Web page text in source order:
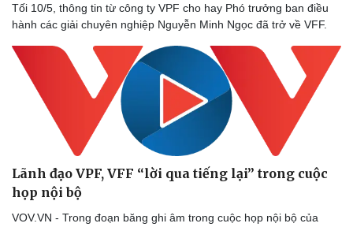
Tối 10/5, thông tin từ công ty VPF cho hay Phó trưởng ban điều
hành các giải chuyên nghiệp Nguyễn Minh Ngọc đã trở về VFF.
Lãnh đạo VPF, VFF “lời qua tiếng lại” trong cuộc
họp nội bộ
VOV.VN - Trong đoạn băng ghi âm trong cuộc họp nội bộ của